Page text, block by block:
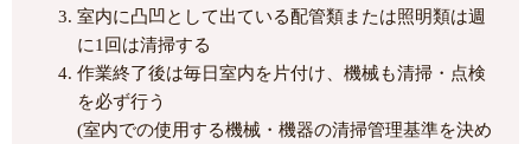
室内に凸凹として出ている配管類または照明類は週
に1回は清掃する
作業終了後は毎日室内を片付け、機械も清掃・点検
を必ず行う
(室内での使用する機械・機器の清掃管理基準を決め